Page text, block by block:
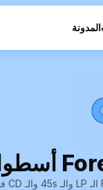
المدونة